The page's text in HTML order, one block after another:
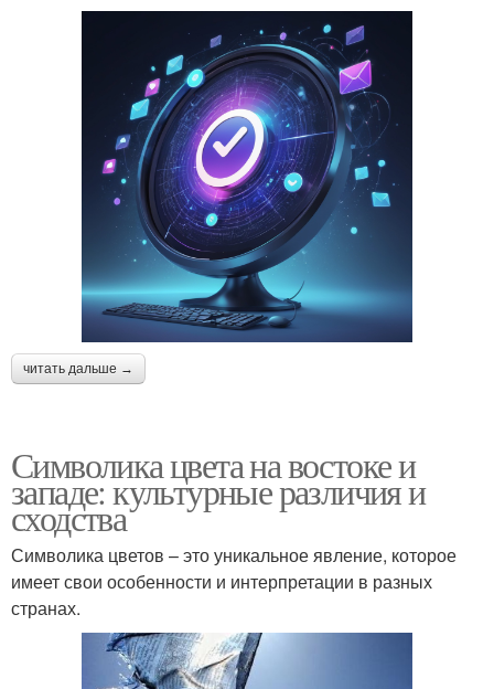
читать дальше →
Символика цвета на востоке и
западе: культурные различия и
сходства
Символика цветов – это уникальное явление, которое
имеет свои особенности и интерпретации в разных
странах.